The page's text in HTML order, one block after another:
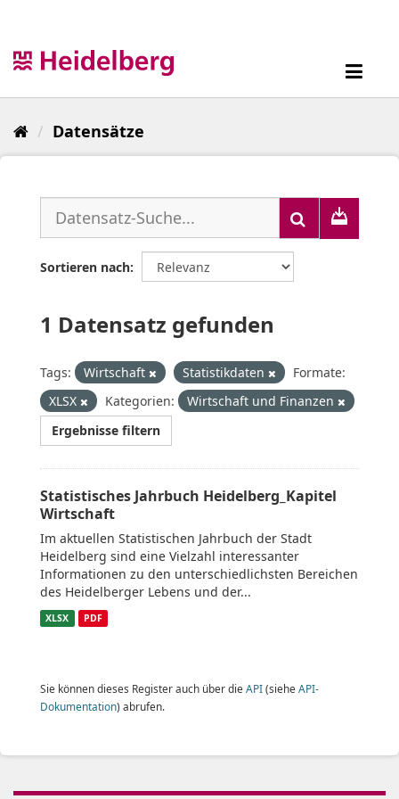
Datensätze
Sortieren nach
1 Datensatz gefunden
Tags: Wirtschaft Statistikdaten
Formate:
XLSX
Kategorien:
Wirtschaft und Finanzen
Ergebnisse filtern
Statistisches Jahrbuch Heidelberg_Kapitel
Wirtschaft
Im aktuellen Statistischen Jahrbuch der Stadt
Heidelberg sind eine Vielzahl interessanter
Informationen zu den unterschiedlichsten Bereichen
des Heidelberger Lebens und der...
XLSX PDF
Sie können dieses Register auch über die API(siehe API-
Dokumentation) abrufen.